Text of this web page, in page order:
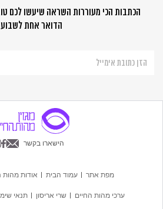
הכתבות הכי מעוררות השראה שיעשו לכם
הדואר אחת לשבוע
לניוזלטר
החיים
הישארו בקשר
מפת אתר עמוד הבית אודות מהות
ערכי מהות החיים שרי אריסון תנאי